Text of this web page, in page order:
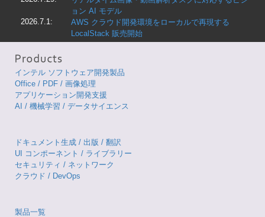
ョン AI モデル
2026.7.1:
AWS クラウド開発環境をローカルで再現する
LocalStack 販売開始
インテル ソフトウェア開発製品
Office / PDF / 画像処理
アプリケーション開発支援
AI / 機械学習 / データサイエンス
ドキュメント生成 / 出版 / 翻訳
UI コンポーネント / ライブラリー
セキュリティ / ネットワーク
クラウド / DevOps
製品一覧